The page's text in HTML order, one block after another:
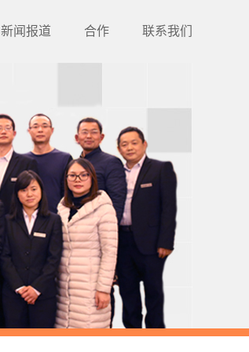
新闻报道 合作 联系我们